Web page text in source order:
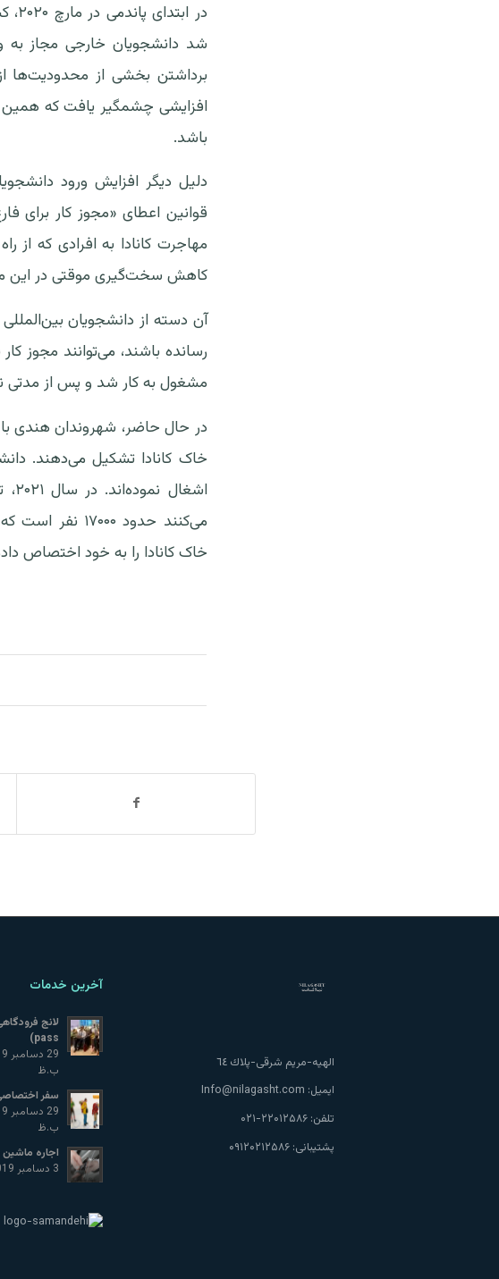
در
برداشتن بخشی از محدودیت‌ها
باشد.
دلیل دیگر افزایش ورود
مهاجرت کانادا به افرادی که از
کاهش سخت‌گیری موقتی در این
آن دسته از دانشجویان
رسانده باشند، می‌توانند مجوز
مشغول به کار شد و پس از مدتی
خاک کانادا تشکیل می‌دهند.
می‌کنند حدود
خاک کانادا را به خود اختصاص
الهيه-مريم شرقى-پلاك ٦٤
ایمیل: Info@nilagasht.com
تلفن: ۲۲۰۱۲۵۸۶-۰۲۱
پشتیبانی: ۰۹۱۲۰۲۱۲۵۸۶
آخرین خدمات
pass)
ب.ظ
سفر
ب.ظ
اجاره ماشین
3 دسامبر 2019 - 11:28 ق.ظ